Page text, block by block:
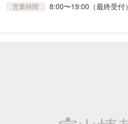
営業時間 8:00〜19:00（最終受付）